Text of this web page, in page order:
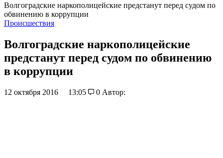
Волгоградские наркополицейские предстанут перед судом по
обвинению в коррупции
Происшествия
Волгоградские наркополицейские
предстанут перед судом по обвинению
в коррупции
12 октября 2016 13:05 0 Автор: